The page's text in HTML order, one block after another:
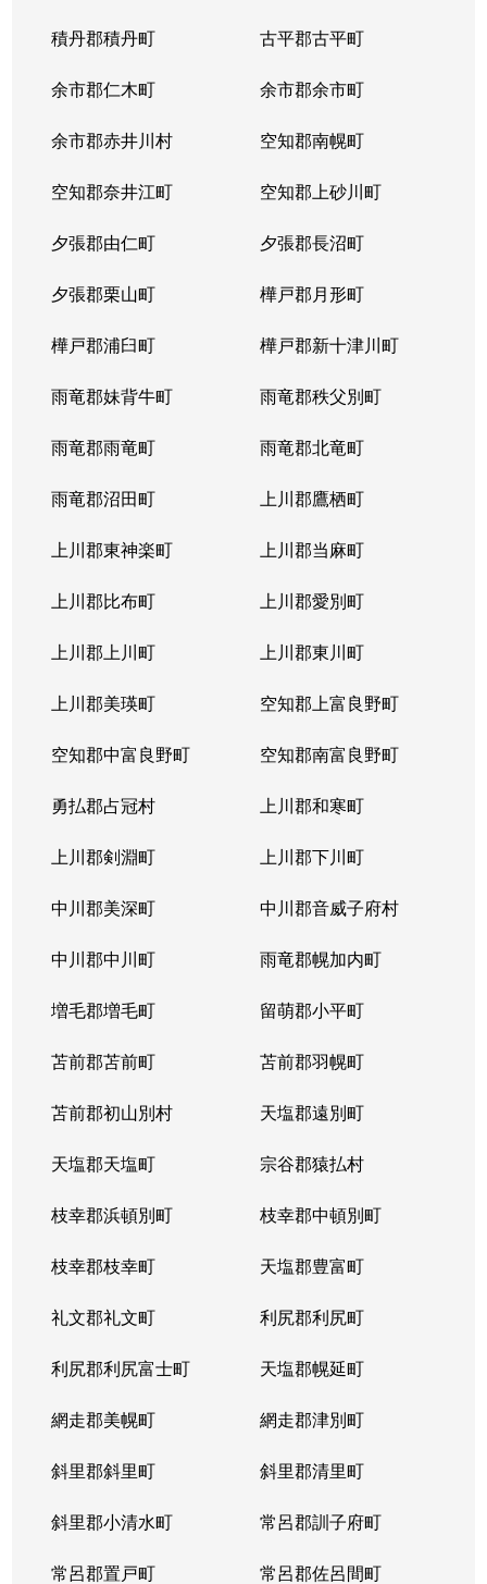
積丹郡積丹町 古平郡古平町
余市郡仁木町 余市郡余市町
余市郡赤井川村 空知郡南幌町
空知郡奈井江町 空知郡上砂川町
夕張郡由仁町 夕張郡長沼町
夕張郡栗山町 樺戸郡月形町
樺戸郡浦臼町 樺戸郡新十津川町
雨竜郡妹背牛町 雨竜郡秩父別町
雨竜郡雨竜町 雨竜郡北竜町
雨竜郡沼田町 上川郡鷹栖町
上川郡東神楽町 上川郡当麻町
上川郡比布町 上川郡愛別町
上川郡上川町 上川郡東川町
上川郡美瑛町 空知郡上富良野町
空知郡中富良野町 空知郡南富良野町
勇払郡占冠村 上川郡和寒町
上川郡剣淵町 上川郡下川町
中川郡美深町 中川郡音威子府村
中川郡中川町 雨竜郡幌加内町
増毛郡増毛町 留萌郡小平町
苫前郡苫前町 苫前郡羽幌町
苫前郡初山別村 天塩郡遠別町
天塩郡天塩町 宗谷郡猿払村
枝幸郡浜頓別町 枝幸郡中頓別町
枝幸郡枝幸町 天塩郡豊富町
礼文郡礼文町 利尻郡利尻町
利尻郡利尻富士町 天塩郡幌延町
網走郡美幌町 網走郡津別町
斜里郡斜里町 斜里郡清里町
斜里郡小清水町 常呂郡訓子府町
常呂郡置戸町 常呂郡佐呂間町